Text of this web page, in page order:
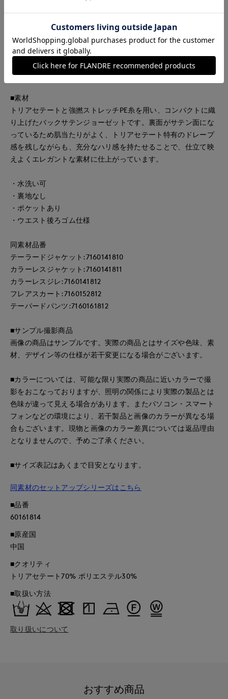
■デザイン
フロントに施したタックと長めの着丈がポイントのセミワイド
ストレートパンツです。カットソーやスニーカーを合わせてヘ
ルシーに着こなすのはもちろん、ブラウスを合わせたエレガン
トなスタイリングなど、合わせるアイテム次第でオンオフ問わ
ず幅広く活躍してくれるアイテムです。
■素材
トリアセテートと強撚ストレッチPE糸を用い、コンパクトに織
り上げたバックサテンジョーゼットです。裏面がサテン面にな
っているため肌当たりがよく、トリアセテート特有のドレープ
感を残しながらも、充分なハリ感を持たせることで、仕立て映
えよくエレガントな素材に仕上がっています。
・水洗い可
・裏地なし
・ポケットあり
・ウエスト後ろゴム仕様
同素材品番
テーラードジャケット:7160141810
カラーレスジャケット:7160141811
カラーレスジレ:7160141812
フレアスカート:7160152812
テーパードパンツ:7160161812
■サンプル撮影商品
画像の商品はサンプルです。実際の商品とはサイズや色味、素
材、デザイン等の仕様が若干変更になる場合がございます。
■カラーについては、可能な限り実際の商品に近いカラーで撮
影をおこなっておりますが、照明の関係により実際の製品とは
色味が違って見える場合があります。またパソコン・スマート
フォンなどの環境により、若干製品と画像のカラーが異なる場
合もございます。現物と画像のカラー差異については返品理由
となりませんので、予めご了承ください。
■サイズ表記はあくまで目安となります。
同素材のセットアップシリーズはこちら
■品番
60161814
■原産国
中国
■クオリティ
トリアセテート70% ポリエステル30%
■取扱い方法
取り扱いについて
おすすめ商品